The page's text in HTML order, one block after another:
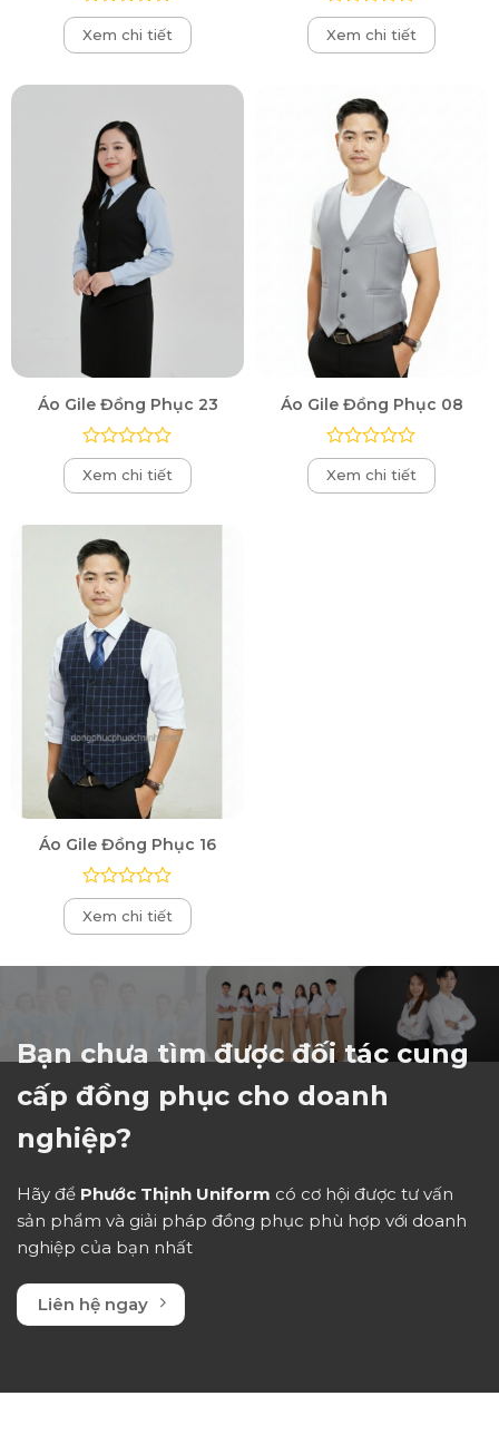
Được
xếp
hạng
Xem chi tiết
Được
xếp
hạng
sao
Xem chi tiết
Áo Gile Đồng Phục 23
Được
xếp
hạng
sao
Xem chi tiết
Áo Gile Đồng Phục 08
Được
xếp
hạng
Xem chi tiết
Áo Gile Đồng Phục 16
Được
xếp
hạng
Xem chi tiết
Bạn chưa tìm được đối tác cung
cấp đồng phục cho doanh
nghiệp?
Hãy để Phước Thịnh Uniform có cơ hội được tư vấn
sản phẩm và giải pháp đồng phục phù hợp với doanh
nghiệp của bạn nhất
Liên hệ ngay